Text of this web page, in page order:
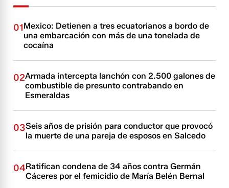
01Mexico: Detienen a tres ecuatorianos a bordo de
una embarcación con más de una tonelada de
cocaína
02Armada intercepta lanchón con 2.500 galones de
combustible de presunto contrabando en
Esmeraldas
03Seis años de prisión para conductor que provocó
la muerte de una pareja de esposos en Salcedo
04Ratifican condena de 34 años contra Germán
Cáceres por el femicidio de María Belén Bernal